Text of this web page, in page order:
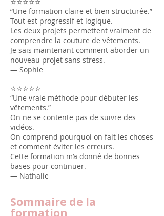
“Une formation claire et bien structurée.”
Tout est progressif et logique.
Les deux projets permettent vraiment de
comprendre la couture de vêtements.
Je sais maintenant comment aborder un
nouveau projet sans stress.
— Sophie
⭐⭐⭐⭐⭐
“Une vraie méthode pour débuter les
vêtements.”
On ne se contente pas de suivre des
vidéos.
On comprend pourquoi on fait les choses
et comment éviter les erreurs.
Cette formation m’a donné de bonnes
bases pour continuer.
— Nathalie
Sommaire de la
formation